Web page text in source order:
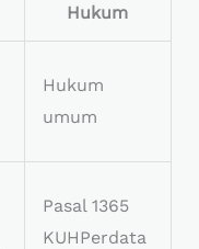
Hukum
Hukum
umum
Pasal 1365
KUHPerdata